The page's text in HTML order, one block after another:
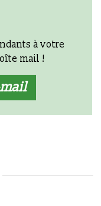
à votre
mail !